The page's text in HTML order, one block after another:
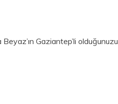
Gaziantep’li olduğunuzu